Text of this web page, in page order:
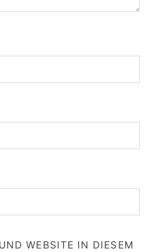
WEBSITE IN DIESEM